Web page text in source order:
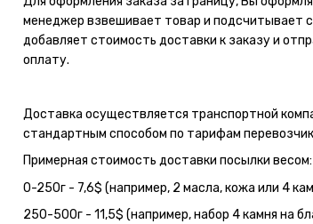
менеджер взвешивает товар и подсчитывает
добавляет стоимость доставки к заказу и
оплату.
Доставка осуществляется транспортной
стандартным способом по тарифам
Примерная стоимость доставки посылки весом:
0-250г - 7,6$ (например, 2 масла, кожа или 4
250-500г - 11,5$ (например, набор 4 камня на